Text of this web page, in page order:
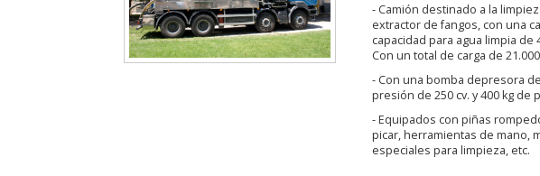
- Camión destinado a la
extractor de fangos, con una
capacidad para agua limpia
Con un total de carga de
- Con una bomba depresora
presión de 250 cv. y 400 kg
- Equipados con piñas
picar, herramientas de mano,
especiales para limpieza, etc.